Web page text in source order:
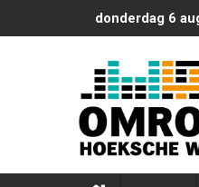
naar
donderdag 6